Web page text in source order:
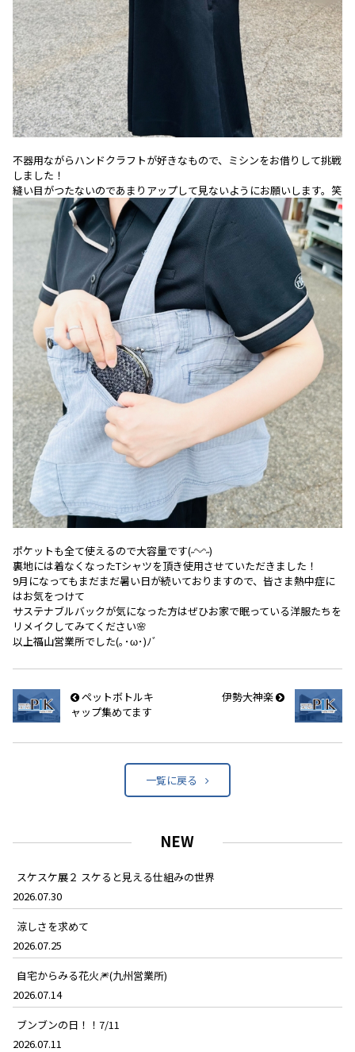
不器用ながらハンドクラフトが好きなもので、ミシンをお借りして挑戦
しました！
縫い目がつたないのであまりアップして見ないようにお願いします。笑
ポケットも全て使えるので大容量です(˶ᵔᵕᵔ˶)
裏地には着なくなったTシャツを頂き使用させていただきました！
9月になってもまだまだ暑い日が続いておりますので、皆さま熱中症に
はお気をつけて
サステナブルバックが気になった方はぜひお家で眠っている洋服たちを
リメイクしてみてください🌸
以上福山営業所でした(｡･ω･)ﾉﾞ
ペットボトルキ
ャップ集めてます
伊勢大神楽
一覧に戻る
NEW
スケスケ展２ スケると見える仕組みの世界
2026.07.30
涼しさを求めて
2026.07.25
自宅からみる花火🎆(九州営業所)
2026.07.14
ブンブンの日！！7/11
2026.07.11